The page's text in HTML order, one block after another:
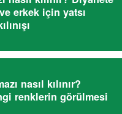
erkek için yatsı
nasıl kılınır?
renklerin görülmesi